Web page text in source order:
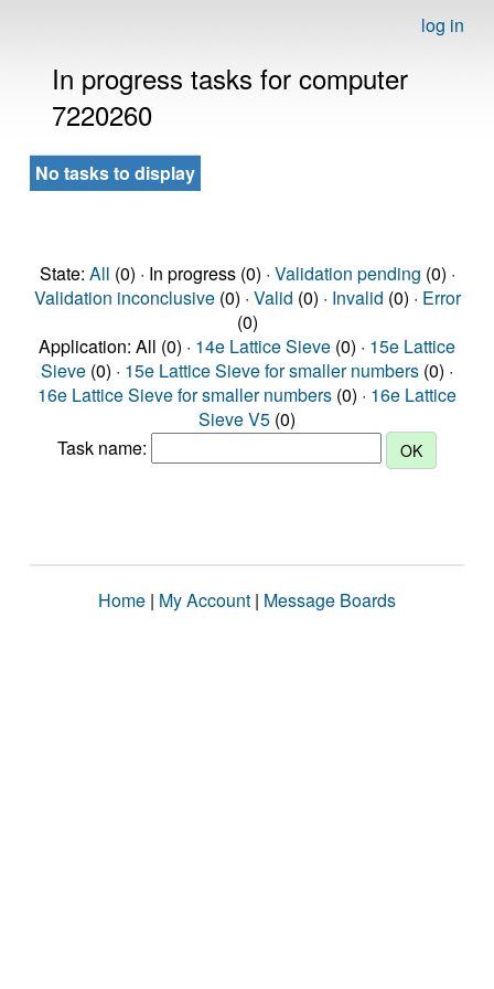
log in
In progress tasks for computer
7220260
No tasks to display
State: All (0) · In progress (0) · Validation pending (0) ·
Validation inconclusive(0) · Valid (0) · Invalid (0) · Error
(0)
Application: All (0) · 14e Lattice Sieve (0) · 15e Lattice
Sieve (0) · 15e Lattice Sieve for smaller numbers (0) ·
16e Lattice Sieve for smaller numbers (0) · 16e Lattice
Sieve V5 (0)
Task name:
Home | My Account | Message Boards